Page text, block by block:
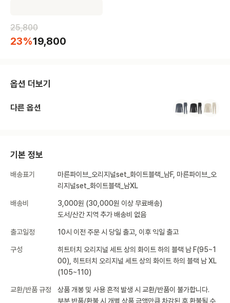
25,800
23%19,800
옵션 더보기
다른 옵션
기본 정보
배송표기
마른파이브_오리지널set_화이트블랙_남F, 마른파이브_오
리지널set_화이트블랙_남XL
배송비
3,000원 (30,000원 이상 무료배송)
도서/산간 지역 추가 배송비 없음
출고일정 10시 이전 주문 시 당일 출고, 이후 익일 출고
구성
히트터치 오리지널 세트 상의 화이트 하의 블랙 남 F(95~1
00), 히트터치 오리지널 세트 상의 화이트 하의 블랙 남 XL
(105~110)
교환/반품 규정
상품 개봉 및 사용 흔적 발생 시 교환/반품이 불가합니다.
부분 반품/환불 시 개별 상품 금액만큼 차감된 후 환불될 수